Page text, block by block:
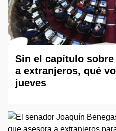
Sin el capítulo
a extranjeros, qué
jueves